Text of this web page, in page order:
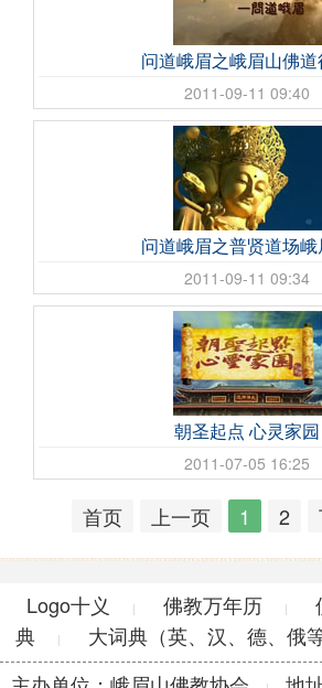
问道峨眉之峨眉山佛
2011-09-11 09:40
问道峨眉之普贤道场峨
2011-09-11 09:34
朝圣起点 心灵家园
2011-07-05 16:25
首页 上一页 1 2
Logo十义 | 佛教万年历 |
典
| 大词典（英、汉、德、俄等